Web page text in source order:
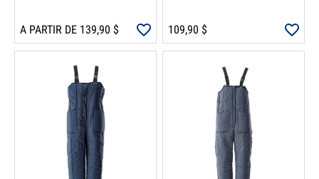
A PARTIR DE 139,90 $ 109,90 $